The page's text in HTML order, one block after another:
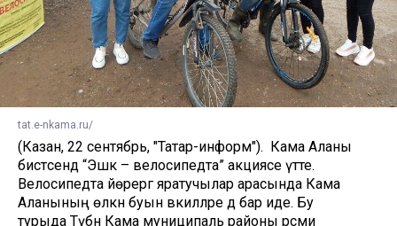
tat.e-nkama.ru/
(Казан, 22 сентябрь, "Татар-информ"). Кама Аланы
бистәсендә “Эшкә – велосипедта” акциясе үтте.
Велосипедта йөрергә яратучылар арасында Кама
Аланының өлкән буын вәкилләре дә бар иде. Бу
турыда Түбән Кама муниципаль районы рәсми